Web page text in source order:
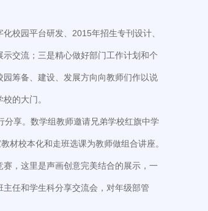
校园平台研发、2015年招生专刊设计、
交流；三是精心做好部门工作计划和个
筹备、建设、发展方向向教师们作以说
的大门。
享。数学组教师邀请兄弟学校红旗中学
材校本化和走班选课为教师做组合讲座。
，这里是声画创意完美结合的展示，一
任和学生科分享交流会，对年级部管